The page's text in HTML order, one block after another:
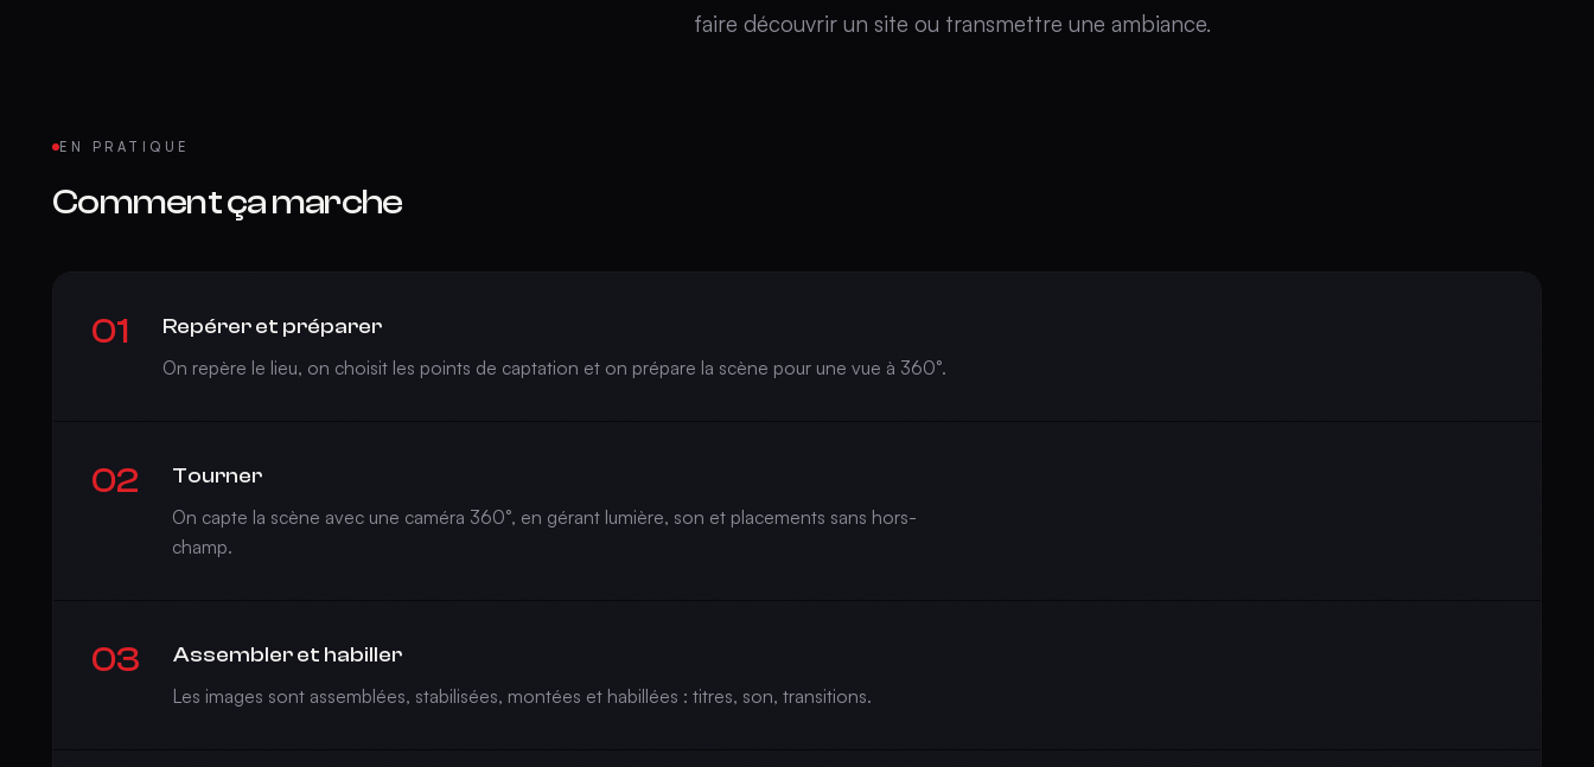
faire découvrir un site ou transmettre une ambiance.
EN PRATIQUE
Comment ça marche
01 Repérer et préparer
On repère le lieu, on choisit les points de captation et on prépare la scène pour une vue à 360°.
02 Tourner
On capte la scène avec une caméra 360°, en gérant lumière, son et placements sans hors-
champ.
03 Assembler et habiller
Les images sont assemblées, stabilisées, montées et habillées : titres, son, transitions.